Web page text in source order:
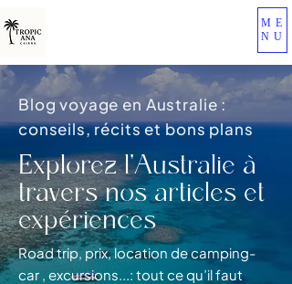
ME
NU
Blog voyage en Australie :
conseils, récits et bons plans
Explorez l’Australie à
travers nos articles et
expériences
Road trip, prix, location de camping-
car , excursions...: tout ce qu’il faut